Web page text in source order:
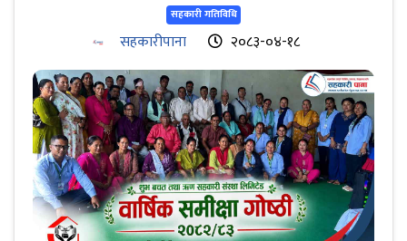
सहकारी गतिविधि
सहकारीपाना २०८३-०४-१८